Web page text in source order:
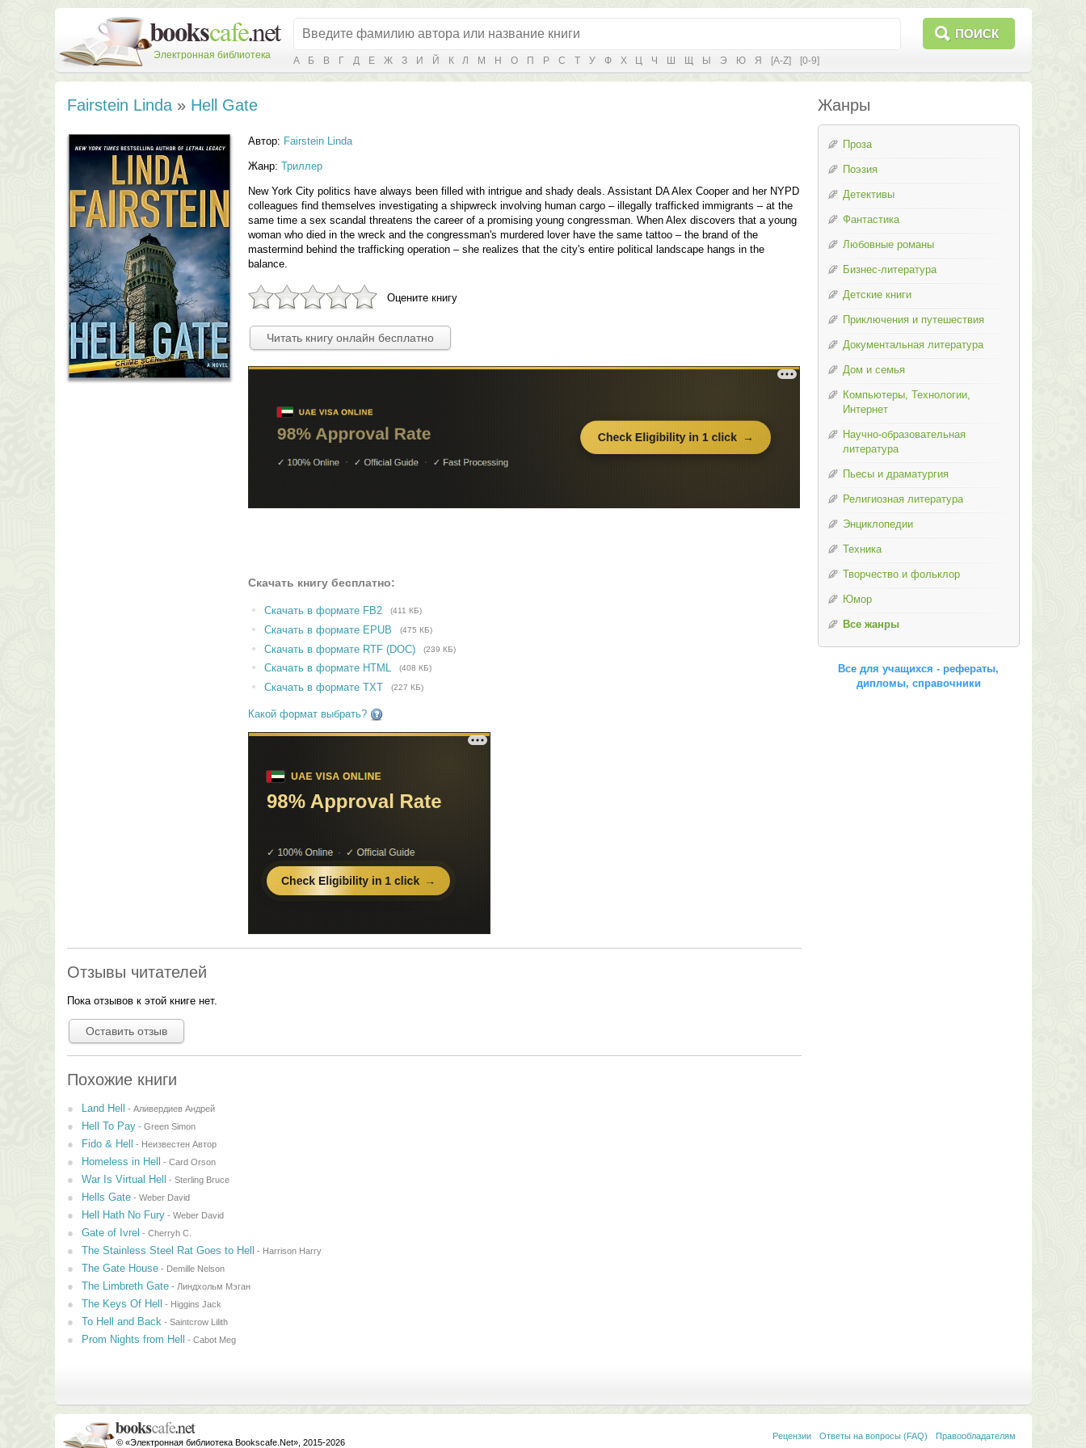
Электронная библиотека
ПОИСК
А Б В Г Д Е Ж З И Й К Л М Н О П Р С Т У Ф Х Ц Ч Ш Щ Ы Э Ю Я [A-Z] [0-9]
Fairstein Linda» Hell Gate
Автор: Fairstein Linda
Жанр: Триллер
New York City politics have always been filled with intrigue and shady deals. Assistant DA Alex Cooper and her NYPD
colleagues find themselves investigating a shipwreck involving human cargo – illegally trafficked immigrants – at the
same time a sex scandal threatens the career of a promising young congressman. When Alex discovers that a young
woman who died in the wreck and the congressman's murdered lover have the same tattoo – the brand of the
mastermind behind the trafficking operation – she realizes that the city's entire political landscape hangs in the
balance.
Оцените книгу
Читать книгу онлайн бесплатно
Скачать книгу бесплатно:
Скачать в формате FB2 (411 КБ)
Скачать в формате EPUB (475 КБ)
Скачать в формате RTF (DOC) (239 КБ)
Скачать в формате HTML (408 КБ)
Скачать в формате TXT (227 КБ)
Какой формат выбрать?
Отзывы читателей
Пока отзывов к этой книге нет.
Оставить отзыв
Похожие книги
Land Hell - Аливердиев Андрей
Hell To Pay- Green Simon
Fido & Hell - Неизвестен Автор
Homeless in Hell - Card Orson
War Is Virtual Hell - Sterling Bruce
Hells Gate- Weber David
Hell Hath No Fury- Weber David
Gate of Ivrel - Cherryh C.
The Stainless Steel Rat Goes to Hell - Harrison Harry
The Gate House- Demille Nelson
The Limbreth Gate- Линдхольм Мэган
The Keys Of Hell - Higgins Jack
To Hell and Back - Saintcrow Lilith
Prom Nights from Hell - Cabot Meg
Жанры
Проза
Поэзия
Детективы
Фантастика
Любовные романы
Бизнес-литература
Детские книги
Приключения и путешествия
Документальная литература
Дом и семья
Компьютеры, Технологии,
Интернет
Научно-образовательная
литература
Пьесы и драматургия
Религиозная литература
Энциклопедии
Техника
Творчество и фольклор
Юмор
Все жанры
Все для учащихся - рефераты,
дипломы, справочники
© «Электронная библиотека Bookscafe.Net», 2015-2026
Правообладателям
Ответы на вопросы (FAQ)
Рецензии